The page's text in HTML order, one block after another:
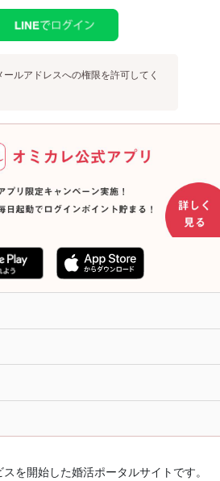
ルアドレスへの権限を許可してく
を開始した婚活ポータルサイトです。